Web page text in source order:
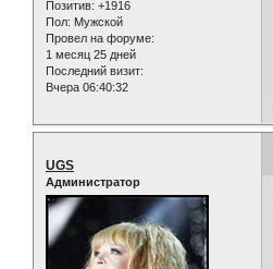
Позитив: +1916
Пол: Мужской
Провел на форуме:
1 месяц 25 дней
Последний визит:
Вчера 06:40:32
UGS
Администратор